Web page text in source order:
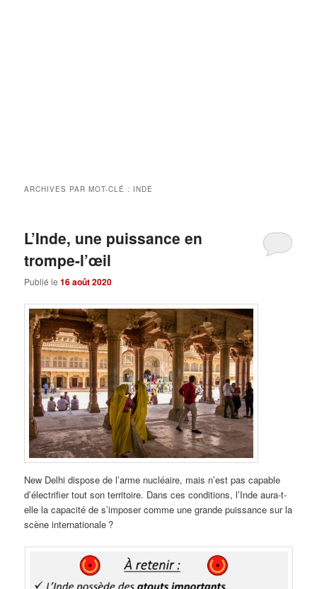
ARCHIVES PAR MOT-CLÉ : INDE
L’Inde, une puissance en
trompe-l’œil
Publié le16 août 2020
New Delhi dispose de l’arme nucléaire, mais n’est pas capable
d’électrifier tout son territoire. Dans ces conditions, l’Inde aura-t-
elle la capacité de s’imposer comme une grande puissance sur la
scène internationale ?